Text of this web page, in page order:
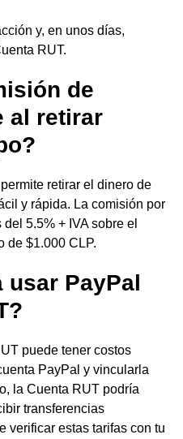
y, en unos días,
RUT.
de
al retirar
retirar el dinero de
y rápida. La comisión por
5.5% + IVA sobre el
de $1.000 CLP.
usar PayPal
puede tener costos
PayPal y vincularla
la Cuenta RUT podría
transferencias
verificar estas tarifas con tu